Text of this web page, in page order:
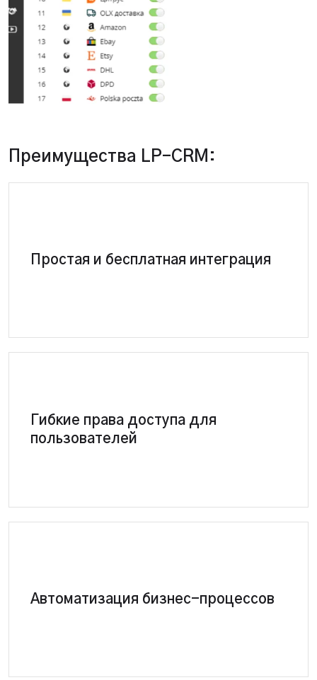
Преимущества LP-CRM:
Простая и бесплатная интеграция
Все модули бесплатны, включая Новую Почту,
Prom.ua, Rozetka
Гибкие права доступа для
пользователей
Каждый пользователь имеет отдельные права,
защищающие конфиденциальные данные
Автоматизация бизнес-процессов
ТТН, отправка SMS, чеки, автоматический
состав, статистика по менеджерам и другое